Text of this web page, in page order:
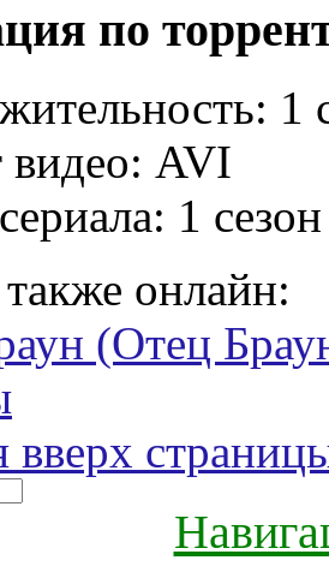
по
1
AVI
1
онлайн:
(Отец
вверх